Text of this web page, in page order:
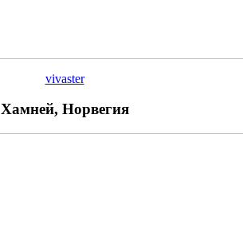
vivaster
Хамней, Норвегия